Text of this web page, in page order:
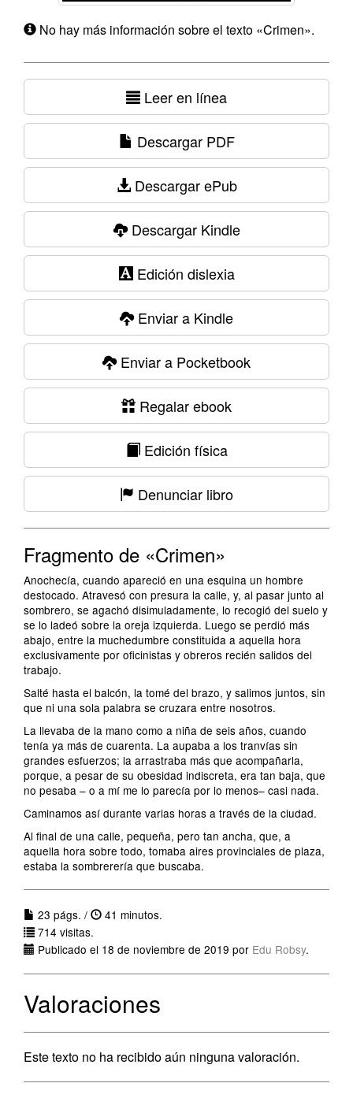
No hay más información sobre el texto «Crimen».
Leer en línea
Descargar PDF
Descargar ePub
Descargar Kindle
Edición dislexia
Enviar a Kindle
Enviar a Pocketbook
Regalar ebook
Edición física
Denunciar libro
Fragmento de «Crimen»
Anochecía, cuando apareció en una esquina un hombre
destocado. Atravesó con presura la calle, y, al pasar junto al
sombrero, se agachó disimuladamente, lo recogió del suelo y
se lo ladeó sobre la oreja izquierda. Luego se perdió más
abajo, entre la muchedumbre constituida a aquella hora
exclusivamente por oficinistas y obreros recién salidos del
trabajo.
Salté hasta el balcón, la tomé del brazo, y salimos juntos, sin
que ni una sola palabra se cruzara entre nosotros.
La llevaba de la mano como a niña de seis años, cuando
tenía ya más de cuarenta. La aupaba a los tranvías sin
grandes esfuerzos; la arrastraba más que acompañarla,
porque, a pesar de su obesidad indiscreta, era tan baja, que
no pesaba – o a mí me lo parecía por lo menos– casi nada.
Caminamos así durante varias horas a través de la ciudad.
Al final de una calle, pequeña, pero tan ancha, que, a
aquella hora sobre todo, tomaba aires provinciales de plaza,
estaba la sombrerería que buscaba.
23 págs. /
41 minutos.
714 visitas.
Publicado el 18 de noviembre de 2019 por Edu Robsy.
Valoraciones
Este texto no ha recibido aún ninguna valoración.